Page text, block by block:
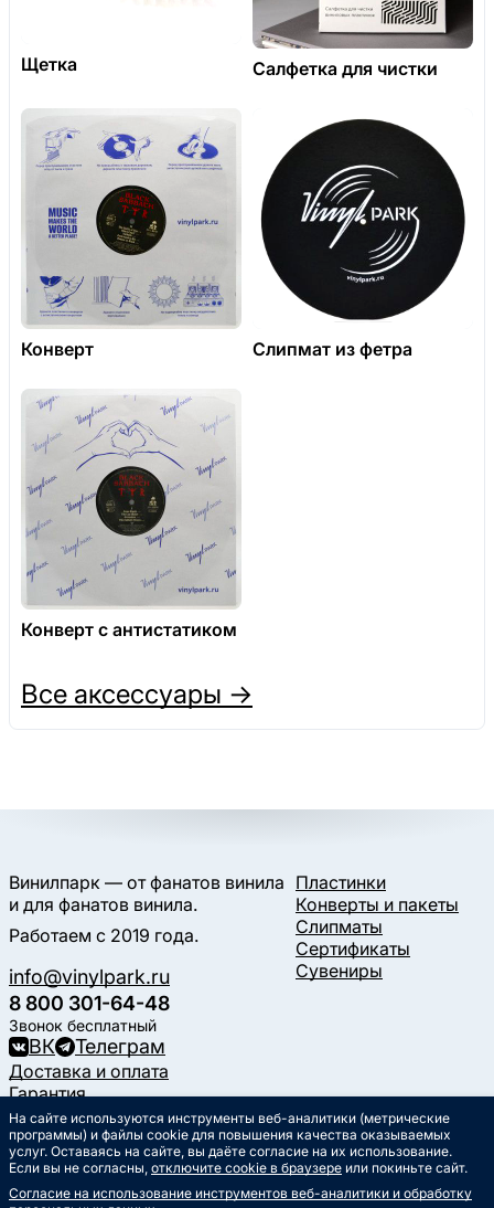
Щетка Салфетка для чистки
Конверт Слипмат из фетра
Конверт с антистатиком
Все аксессуары →
Винилпарк — от фанатов винила
и для фанатов винила.
Работаем с 2019 года.
info@vinylpark.ru
8 800 301-64-48
Звонок бесплатный
ВК Телеграм
Пластинки
Конверты и пакеты
Слипматы
Сертификаты
Сувениры
Доставка и оплата
Гарантия
Контакты
Статьи
Музыкальный календарь
На сайте используются инструменты веб-аналитики (метрические
программы) и файлы cookie для повышения качества оказываемых
услуг. Оставаясь на сайте, вы даёте согласие на их использование.
Если вы не согласны, отключите cookie в браузере или покиньте сайт.
Согласие на использование инструментов веб-аналитики и обработку